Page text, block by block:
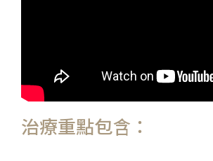
治療重點包含：